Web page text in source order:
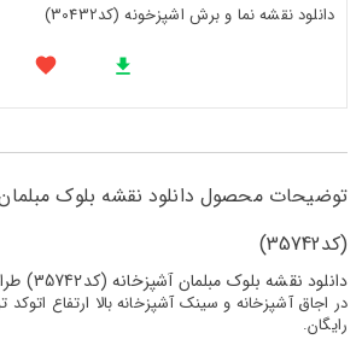
دانلود نقشه نما و برش اشپزخونه (کد30432)
توضیحات محصول دانلود نقشه بلوک
(کد35742)
دانلود نقشه بلوک مبلمان آشپزخانه (کد35742) طراحی مبلمان آشپزخانه
در اجاق آشپزخانه و سینک آشپزخانه بالا ارتفاع
رایگان.